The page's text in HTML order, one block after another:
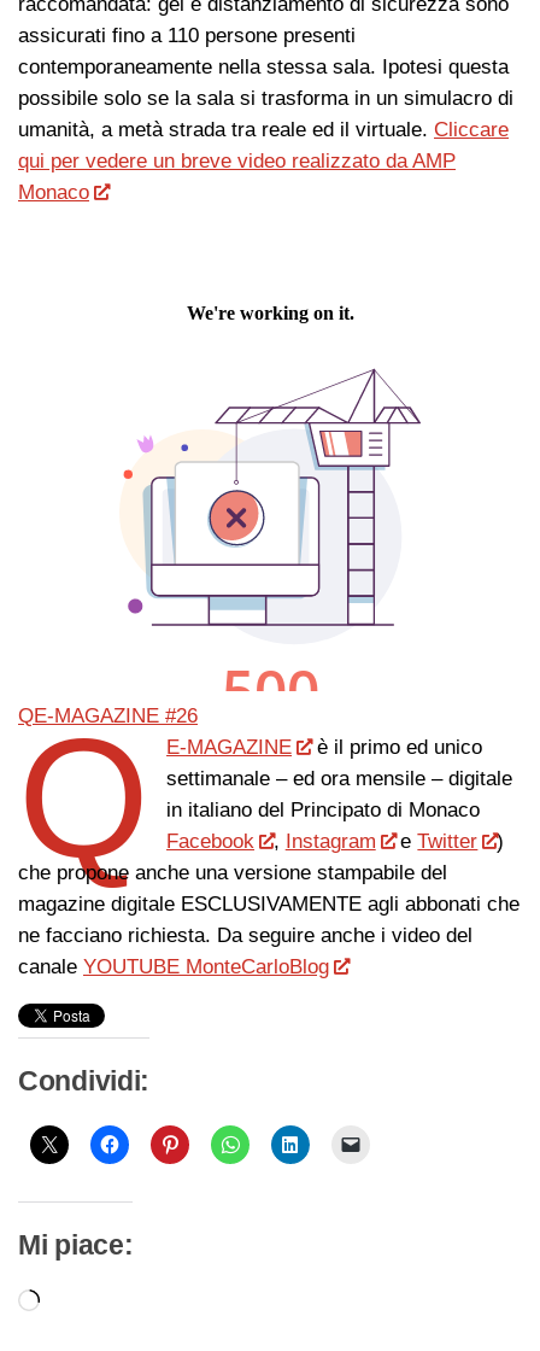
raccomandata: gel e distanziamento di sicurezza sono
assicurati fino a 110 persone presenti
contemporaneamente nella stessa sala. Ipotesi questa
possibile solo se la sala si trasforma in un simulacro di
umanità, a metà strada tra reale ed il virtuale. Cliccare
qui per vedere un breve video realizzato da AMP
Monaco
QE-MAGAZINE #26
Q E-MAGAZINE
è il primo ed unico
settimanale – ed ora mensile – digitale
in italiano del Principato di Monaco
Facebook
, Instagram eTwitter
)
che propone anche una versione stampabile del
magazine digitale ESCLUSIVAMENTE agli abbonati che
ne facciano richiesta. Da seguire anche i video del
canale YOUTUBE MonteCarloBlog
Condividi:
Mi piace:
Caricamento